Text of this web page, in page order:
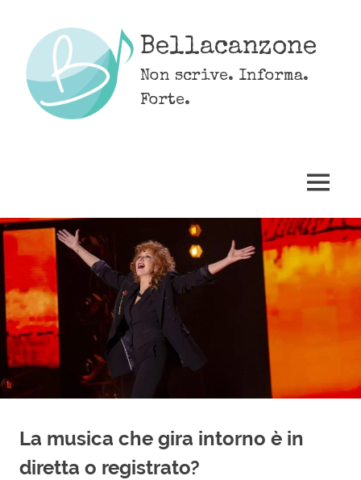
content
Bellacanzone
Non scrive. Informa.
Forte.
MENU
La musica che gira intorno è in
diretta o registrato?